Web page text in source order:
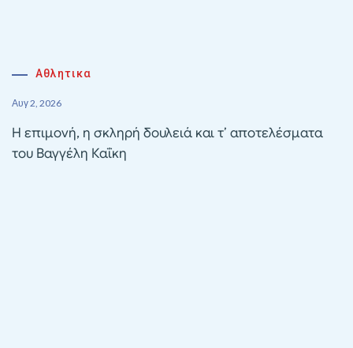
Αθλητικα
Αυγ 2, 2026
Η επιμονή, η σκληρή δουλειά και τ’ αποτελέσματα
του Βαγγέλη Καΐκη